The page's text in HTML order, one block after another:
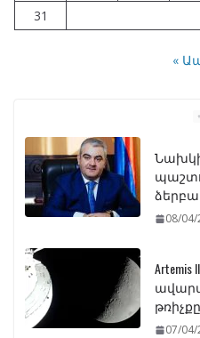
31
«
08/
07/